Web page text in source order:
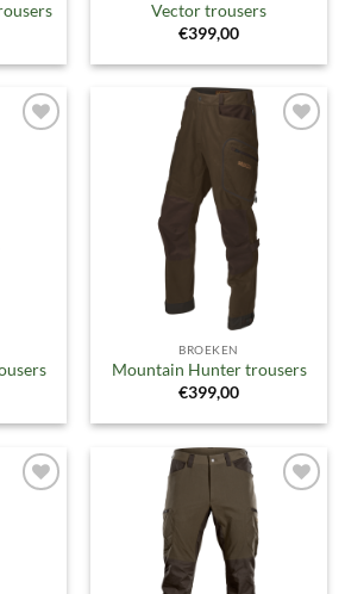
Vector trousers
€399,00
Toevoegen
verlanglijst
BROEKEN
Mountain Hunter trousers
€399,00
Toevoegen
verlanglijst